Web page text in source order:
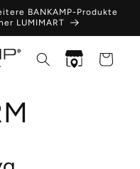
BANKAMP-Produkte
LUMIMART
Händlersuche